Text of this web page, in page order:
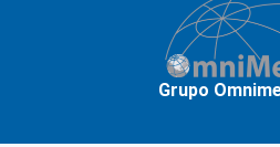
Grupo